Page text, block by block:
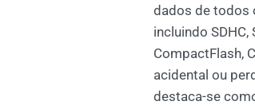
dados de todos
incluindo SDHC,
CompactFlash,
acidental ou
destaca-se